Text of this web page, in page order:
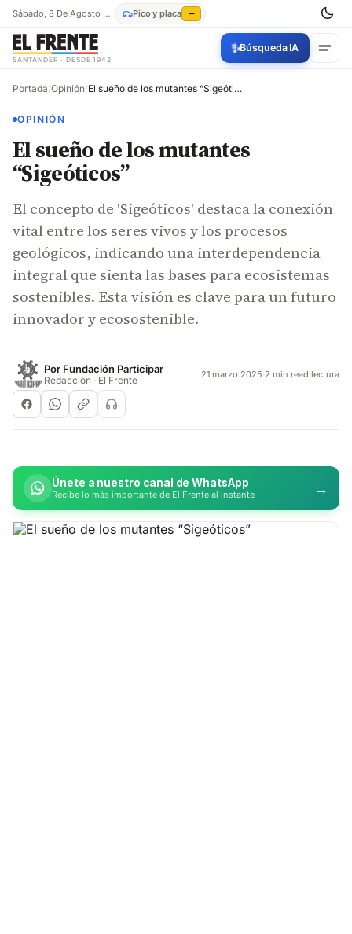
Sábado, 8 De Agosto De 2026 Pico y placa —
SANTANDER · DESDE 1942
✨Búsqueda IA
Portada/Opinión/ El sueño de los mutantes “Sigeóticos”
OPINIÓN
El sueño de los mutantes
“Sigeóticos”
El concepto de 'Sigeóticos' destaca la conexión
vital entre los seres vivos y los procesos
geológicos, indicando una interdependencia
integral que sienta las bases para ecosistemas
sostenibles. Esta visión es clave para un futuro
innovador y ecosostenible.
Por Fundación Participar
Redacción · El Frente 21 marzo 2025·2 min read lectura
Únete a nuestro canal de WhatsApp
Recibe lo más importante de El Frente al instante →